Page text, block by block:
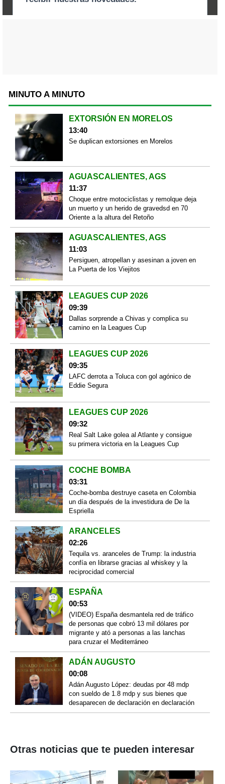
MINUTO A MINUTO
EXTORSIÓN EN MORELOS
13:40
Se duplican extorsiones en Morelos
AGUASCALIENTES, AGS
11:37
Choque entre motociclistas y remolque deja
un muerto y un herido de gravedsd en 70
Oriente a la altura del Retoño
AGUASCALIENTES, AGS
11:03
Persiguen, atropellan y asesinan a joven en
La Puerta de los Viejitos
LEAGUES CUP 2026
09:39
Dallas sorprende a Chivas y complica su
camino en la Leagues Cup
LEAGUES CUP 2026
09:35
LAFC derrota a Toluca con gol agónico de
Eddie Segura
LEAGUES CUP 2026
09:32
Real Salt Lake golea al Atlante y consigue
su primera victoria en la Leagues Cup
COCHE BOMBA
03:31
Coche-bomba destruye caseta en Colombia
un día después de la investidura de De la
Espriella
ARANCELES
02:26
Tequila vs. aranceles de Trump: la industria
confía en librarse gracias al whiskey y la
reciprocidad comercial
ESPAÑA
00:53
(VIDEO) España desmantela red de tráfico
de personas que cobró 13 mil dólares por
migrante y ató a personas a las lanchas
para cruzar el Mediterráneo
ADÁN AUGUSTO
00:08
Adán Augusto López: deudas por 48 mdp
con sueldo de 1.8 mdp y sus bienes que
desaparecen de declaración en declaración
Otras noticias que te pueden interesar